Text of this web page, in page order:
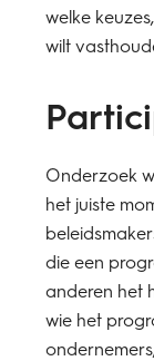
welke
wilt
Onderzoek
het juiste
die een
anderen het
wie het